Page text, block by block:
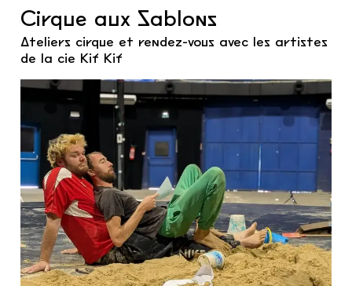
Cirque aux Sablons
Ateliers cirque et rendez-vous avec les artistes
de la cie Kif Kif